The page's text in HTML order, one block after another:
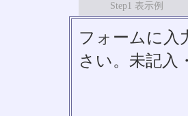
Step1 表示例
フォームに入
さい。未記入